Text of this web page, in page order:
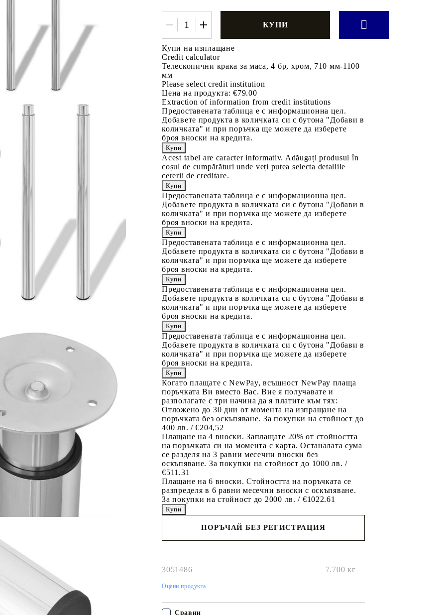
Tweet
Купи на изплащане
Credit calculator
Телескопични крака за маса, 4 бр, хром, 710 мм-1100
мм
Please select credit institution
Цена на продукта: €79.00
Extraction of information from credit institutions
Предоставената таблица е с информационна цел.
Добавете продукта в количката си с бутона "Добави в
количката" и при поръчка ще можете да изберете
броя вноски на кредита.
Acest tabel are caracter informativ. Adăugați produsul în
coșul de cumpărături unde veți putea selecta detaliile
cererii de creditare.
Предоставената таблица е с информационна цел.
Добавете продукта в количката си с бутона "Добави в
количката" и при поръчка ще можете да изберете
броя вноски на кредита.
Предоставената таблица е с информационна цел.
Добавете продукта в количката си с бутона "Добави в
количката" и при поръчка ще можете да изберете
броя вноски на кредита.
Предоставената таблица е с информационна цел.
Добавете продукта в количката си с бутона "Добави в
количката" и при поръчка ще можете да изберете
броя вноски на кредита.
Предоставената таблица е с информационна цел.
Добавете продукта в количката си с бутона "Добави в
количката" и при поръчка ще можете да изберете
броя вноски на кредита.
Когато плащате с NewPay, всъщност NewPay плаща
поръчката Ви вместо Вас. Вие я получавате и
разполагате с три начина да я платите към тях:
Отложено до 30 дни от момента на изпращане на
поръчката без оскъпяване. За покупки на стойност до
400 лв. / €204,52
Плащане на 4 вноски. Заплащате 20% от стойността
на поръчката си на момента с карта. Останалата сума
се разделя на 3 равни месечни вноски без
оскъпяване. За покупки на стойност до 1000 лв. /
€511.31
Плащане на 6 вноски. Стойността на поръчката се
разпределя в 6 равни месечни вноски с оскъпяване.
За покупки на стойност до 2000 лв. / €1022.61
ПОРЪЧАЙ БЕЗ РЕГИСТРАЦИЯ
3051486 7.700 кг
Оцени продукта
Сравни